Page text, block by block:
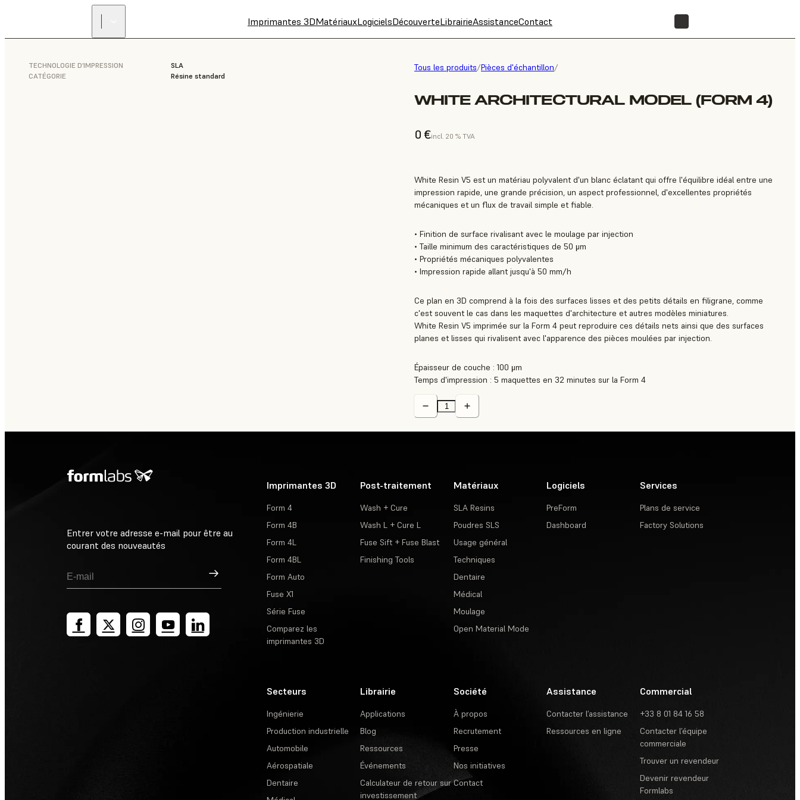
Imprimantes 3DMatériauxLogicielsDécouverteLibrairieAssistanceContact
Tous les produits/Pièces d'échantillon/
WHITE ARCHITECTURAL MODEL (FORM 4)
0 €incl. 20 % TVA
TECHNOLOGIE D’IMPRESSION
SLA
CATÉGORIE
Résine standard
White Resin V5 est un matériau polyvalent d'un blanc éclatant qui offre l'équilibre idéal entre une
impression rapide, une grande précision, un aspect professionnel, d'excellentes propriétés
mécaniques et un flux de travail simple et fiable.
• Finition de surface rivalisant avec le moulage par injection
• Taille minimum des caractéristiques de 50 μm
• Propriétés mécaniques polyvalentes
• Impression rapide allant jusqu'à 50 mm/h
Ce plan en 3D comprend à la fois des surfaces lisses et des petits détails en filigrane, comme
c'est souvent le cas dans les maquettes d'architecture et autres modèles miniatures.
White Resin V5 imprimée sur la Form 4 peut reproduire ces détails nets ainsi que des surfaces
planes et lisses qui rivalisent avec l'apparence des pièces moulées par injection.
Épaisseur de couche : 100 μm
Temps d'impression : 5 maquettes en 32 minutes sur la Form 4
Entrer votre adresse e-mail pour être au
courant des nouveautés
Inscription
Imprimantes 3D
Form 4
Form 4B
Form 4L
Form 4BL
Form Auto
Fuse X1
Série Fuse
Comparez les
imprimantes 3D
Post-traitement
Wash + Cure
Wash L + Cure L
Fuse Sift + Fuse Blast
Finishing Tools
Matériaux
SLA Resins
Poudres SLS
Usage général
Techniques
Dentaire
Médical
Moulage
Open Material Mode
Logiciels
PreForm
Dashboard
Services
Plans de service
Factory Solutions
Secteurs
Ingénierie
Production industrielle
Automobile
Aérospatiale
Dentaire
Librairie
Applications
Blog
Ressources
Événements
Calculateur de retour sur
investissement
Société
À propos
Recrutement
Presse
Nos initiatives
Contact
Assistance
Contacter l’assistance
Ressources en ligne
Commercial
+33 8 01 84 16 58
Contacter l’équipe
commerciale
Trouver un revendeur
Devenir revendeur
Formlabs